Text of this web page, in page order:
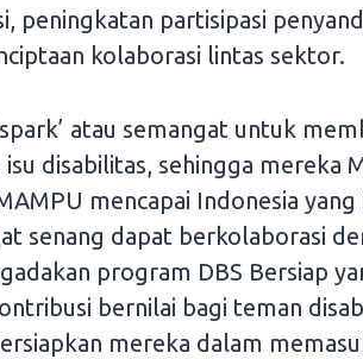
peningkatan partisipasi
kolaborasi lintas sektor.
atau semangat untuk
disabilitas, sehingga mereka
mencapai Indonesia
senang dapat berkolaborasi
program DBS Bersiap
bernilai bagi teman
mereka dalam